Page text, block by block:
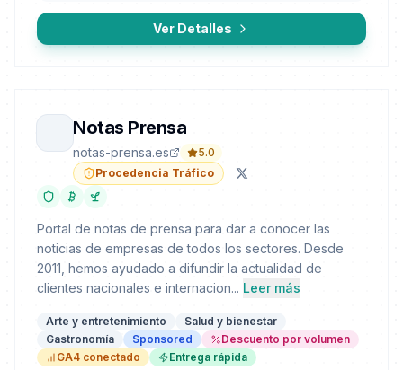
Ver Detalles
Notas Prensa
notas-prensa.es
5.0
Procedencia Tráfico
Portal de notas de prensa para dar a conocer las
noticias de empresas de todos los sectores. Desde
2011, hemos ayudado a difundir la actualidad de
clientes nacionales e internacion... Leer más
Arte y entretenimiento
Salud y bienestar
Gastronomía
Sponsored
Descuento por volumen
GA4 conectado
Entrega rápida